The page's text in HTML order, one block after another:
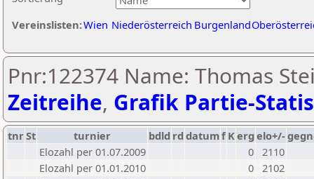
Vereinslisten:Wien Niederösterreich Burgenland
Pnr:122374 Name: Thomas
Zeitreihe, Grafik Partie-
tnrSt turnier bdld rd datumf Kerg elo+/-
Elozahl per 01.07.2009
0 2110
Elozahl per 01.01.2010
0 2102